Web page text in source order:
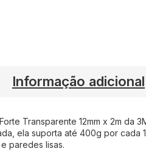
Informação adicional
Transparente 12mm x 2m
ela suporta até 400g por
paredes lisas.